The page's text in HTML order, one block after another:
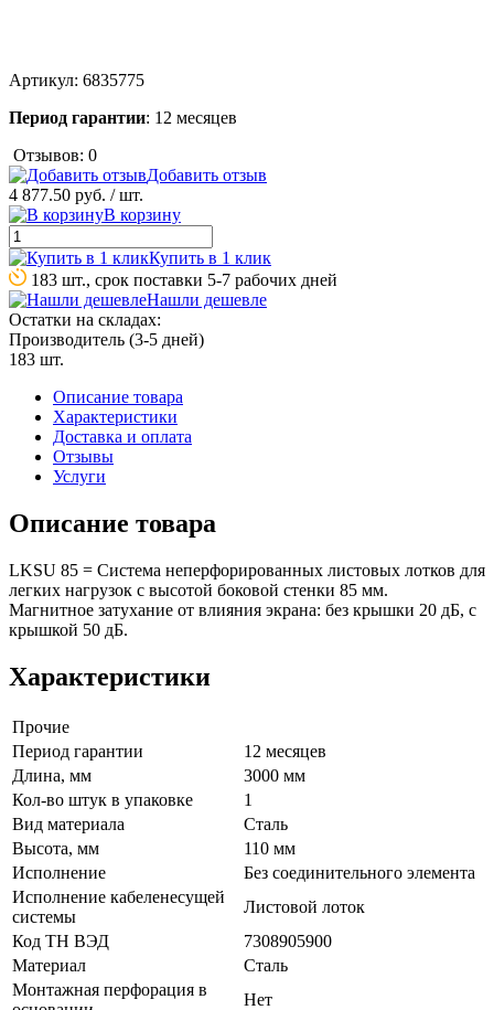
Артикул: 6835775
Период гарантии: 12 месяцев
Отзывов: 0
Добавить отзыв
4 877.50 руб. / шт.
В корзину
Купить в 1 клик
183 шт., срок поставки 5-7 рабочих дней
Нашли дешевле
Остатки на складах:
Производитель (3-5 дней)
183 шт.
Описание товара
Характеристики
Доставка и оплата
Отзывы
Услуги
Описание товара
LKSU 85 = Система неперфорированных листовых лотков для
легких нагрузок с высотой боковой стенки 85 мм.
Магнитное затухание от влияния экрана: без крышки 20 дБ, с
крышкой 50 дБ.
Характеристики
Прочие
Период гарантии
12 месяцев
Длина, мм
3000 мм
Кол-во штук в упаковке
1
Вид материала
Сталь
Высота, мм
110 мм
Исполнение
Без соединительного элемента
Исполнение кабеленесущей
системы
Листовой лоток
Код ТН ВЭД
7308905900
Материал
Сталь
Монтажная перфорация в
Нет